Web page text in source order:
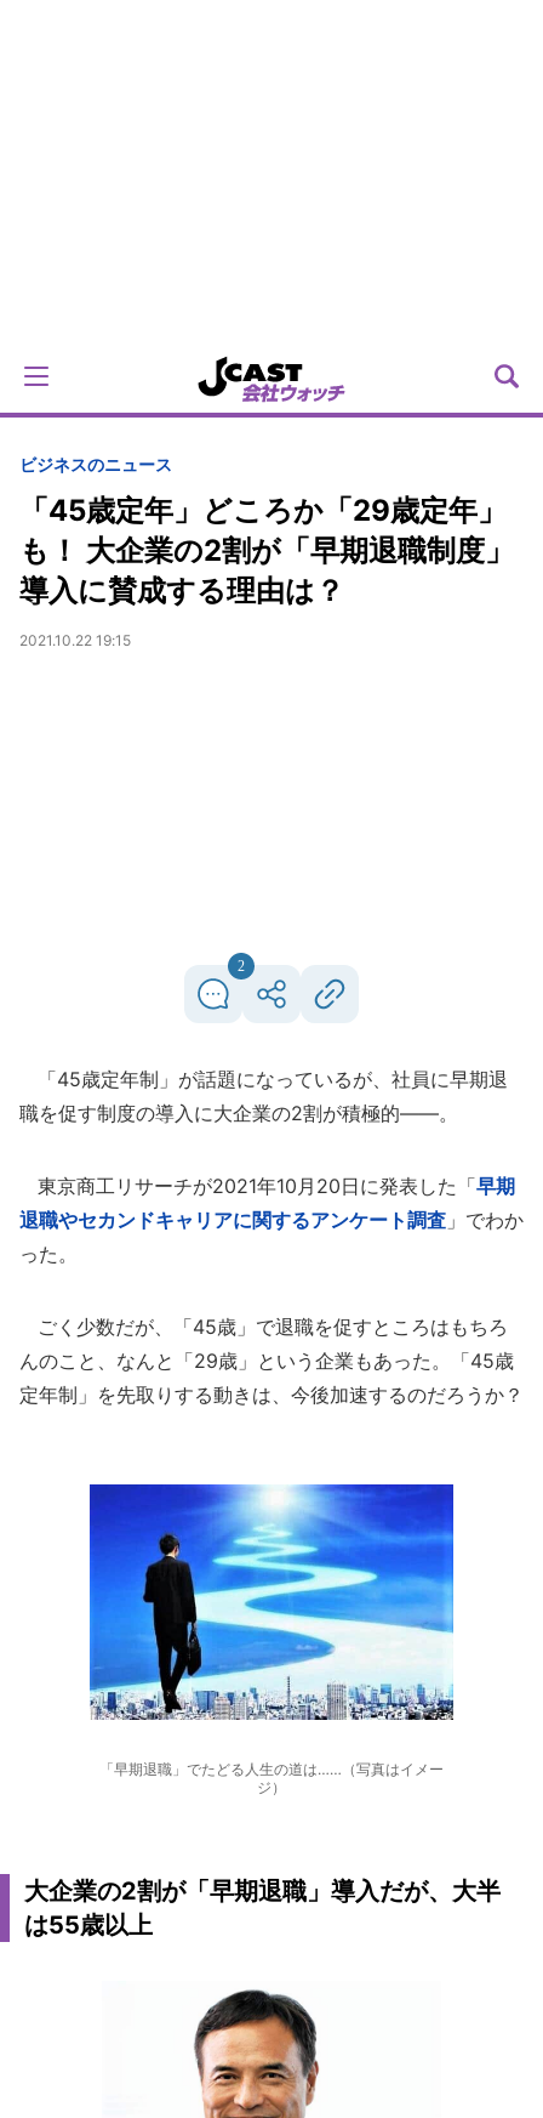
ビジネスのニュース
「45歳定年」どころか「29歳定年」
も！ 大企業の2割が「早期退職制度」
導入に賛成する理由は？
2021.10.22 19:15
2
「45歳定年制」が話題になっているが、社員に早期退
職を促す制度の導入に大企業の2割が積極的――。
東京商工リサーチが2021年10月20日に発表した「早期
退職やセカンドキャリアに関するアンケート調査 」でわか
った。
ごく少数だが、「45歳」で退職を促すところはもちろ
んのこと、なんと「29歳」という企業もあった。「45歳
定年制」を先取りする動きは、今後加速するのだろうか？
「早期退職」でたどる人生の道は……（写真はイメー
ジ）
大企業の2割が「早期退職」導入だが、大半
は55歳以上